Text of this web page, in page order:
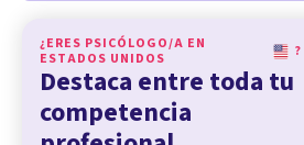
¿ERES PSICÓLOGO/A EN
ESTADOS UNIDOS
?
Destaca entre toda tu
competencia